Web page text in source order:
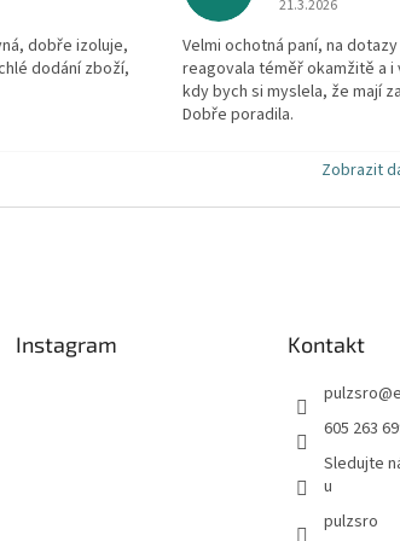
dobře izoluje,
dodání zboží,
21.3.2026
Velmi ochotná paní, na dotazy
reagovala téměř okamžitě a i
kdy bych si myslela, že mají
Dobře poradila.
Zobrazit
Instagram Kontakt
pulzsro@
605 263
Sledujte
u
pulzsro